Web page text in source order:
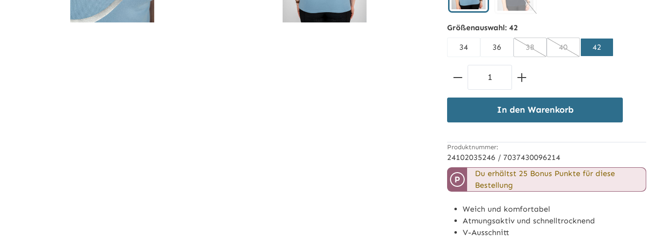
Größenauswahl: 42
34 36 38
(Diese Option ist zurzeit nicht
40
(Diese Option ist zurzeit
42
Produkt Anzahl: Gib den
In den Warenkorb
Produktnummer:
24102035246 / 7037430096214
P
Du erhältst 25 Bonus Punkte für diese
Bestellung
Weich und komfortabel
Atmungsaktiv und schnelltrocknend
V-Ausschnitt